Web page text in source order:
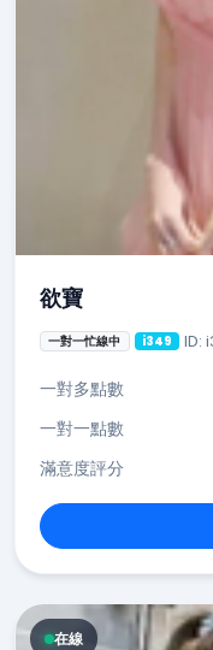
欲寶
一對一忙線中 i349 ID:
一對多點數
一對一點數
滿意度評分
在線